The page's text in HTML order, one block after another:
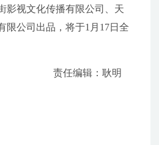
影视文化传播有限公司、天
限公司出品，将于1月17日全
责任编辑：耿明